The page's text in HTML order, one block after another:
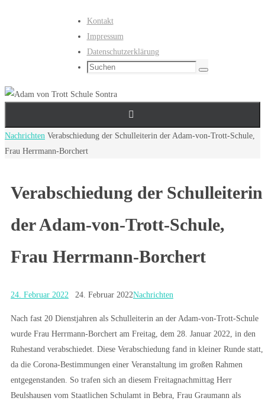
Kontakt
Impressum
Datenschutzerklärung
Suchen
Suchen
Start
Nachrichten Verabschiedung der Schulleiterin der Adam-von-Trott-Schule,
Frau Herrmann-Borchert
Verabschiedung der Schulleiterin
der Adam-von-Trott-Schule,
Frau Herrmann-Borchert
24. Februar 2022 24. Februar 2022Nachrichten
Nach fast 20 Dienstjahren als Schulleiterin an der Adam-von-Trott-Schule
wurde Frau Herrmann-Borchert am Freitag, dem 28. Januar 2022, in den
Ruhestand verabschiedet. Diese Verabschiedung fand in kleiner Runde statt,
da die Corona-Bestimmungen einer Veranstaltung im großen Rahmen
entgegenstanden. So trafen sich an diesem Freitagnachmittag Herr
Beulshausen vom Staatlichen Schulamt in Bebra, Frau Graumann als